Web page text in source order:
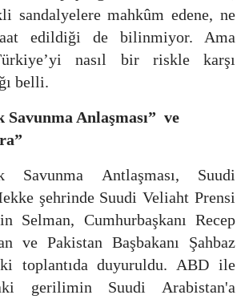
sandalyelere mahkûm edene, ne
edildiği de bilinmiyor. Ama
nasıl bir riskle karşı
belli.
Anlaşması” ve
Savunma Antlaşması, Suudi
şehrinde Suudi Veliaht Prensi
Selman, Cumhurbaşkanı Recep
ve Pakistan Başbakanı Şahbaz
toplantıda duyuruldu. ABD ile
gerilimin Suudi Arabistan'a